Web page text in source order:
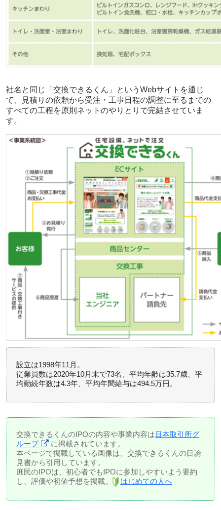
社名と同じ「交換できるくん」というWebサイトを通じ
て、見積りの依頼から受注・工事日程の調整に至るまでの
すべての工程を原則ネットのやりとりで完結させていま
す。
設立は1998年11月。
従業員数は2020年10月末で73名、平均年齢は35.7歳、平
均勤続年数は4.3年、平均年間給与は494.5万円。
交換できるくんのIPOの内容や事業内容は日本取引所グ
ループ
に掲載されています。
本ページで掲載している画像は、交換できるくんの目論
見書から引用しています。
庶民のIPOは、初心者でもIPOに参加しやすいよう要約
し、評価や初値予想を掲載。
はじめての人へ